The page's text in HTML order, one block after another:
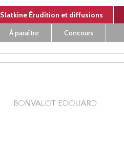
Slatkine Érudition et diffusions
À paraître Concours